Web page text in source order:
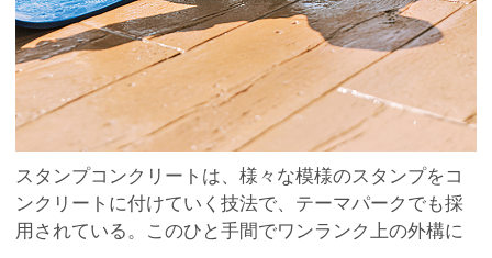
スタンプコンクリートは、様々な模様のスタンプをコ
ンクリートに付けていく技法で、テーマパークでも採
用されている。このひと手間でワンランク上の外構に